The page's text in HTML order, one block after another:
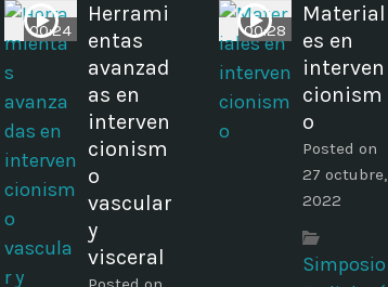
00:24
Herrami
entas
avanzad
as en
interven
cionism
o
vascular
y
visceral
00:28
Material
es en
interven
cionism
o
Posted on
27 octubre,
2022
Simposio